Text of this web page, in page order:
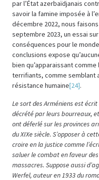
par l’État azerbaïdjanais
savoir la famine imposée à
décembre 2022, nous
septembre 2023, un essai
conséquences pour le monde
conclusions expose
bien qu’apparaissant
terrifiants, comme semblant
résistance humaine[24].
Le sort des Arméniens est
décrété par leurs bourreaux,
ont déferlé sur les provinces
du XIXe siècle. S’opposer à
croire en la justice comme
saluer le combat en faveur
massacres. Suppose aussi
Werfel, auteur en 1933 du